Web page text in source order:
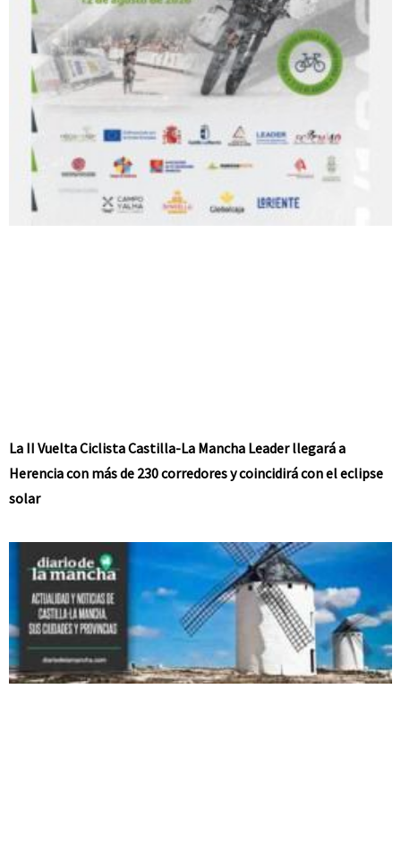
La II Vuelta Ciclista Castilla-La Mancha Leader llegará a
Herencia con más de 230 corredores y coincidirá con el eclipse
solar